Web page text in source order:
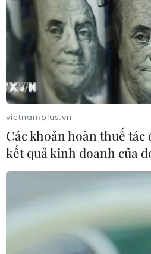
vietnamplus.vn
Các khoản hoàn thuế tác
kết quả kinh doanh của